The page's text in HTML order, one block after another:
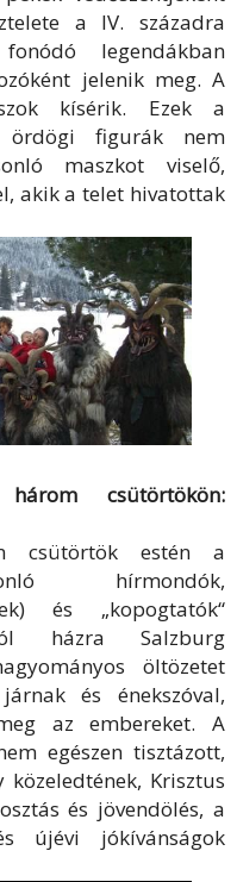
a IV. századra
legendákban
jelenik meg. A
kísérik. Ezek a
ördögi figurák nem
maszkot viselő,
akik a telet hivatottak
csütörtökön:
csütörtök estén a
hírmondók,
és „kopogtatók“
házra Salzburg
öltözetet
és énekszóval,
az embereket. A
egészen tisztázott,
Krisztus
és jövendölés, a
újévi jókívánságok